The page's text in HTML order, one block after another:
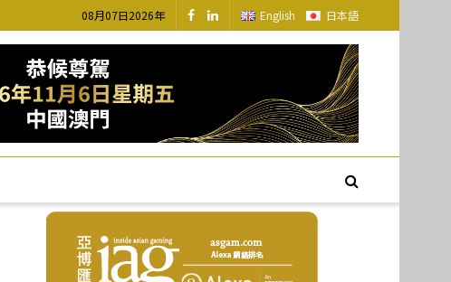
08月07日2026年 English 日本語